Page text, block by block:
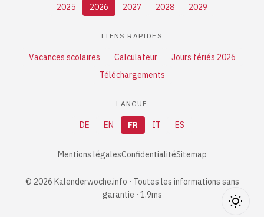
2025 2026 2027 2028 2029
LIENS RAPIDES
Vacances scolaires Calculateur
Jours fériés 2026
Téléchargements
LANGUE
DE EN FR IT ES
Mentions légalesConfidentialitéSitemap
© 2026 Kalenderwoche.info · Toutes les informations sans
garantie · 1.9ms